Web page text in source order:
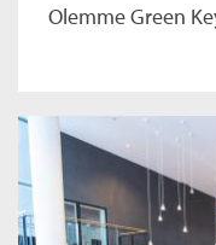
Olemme Green